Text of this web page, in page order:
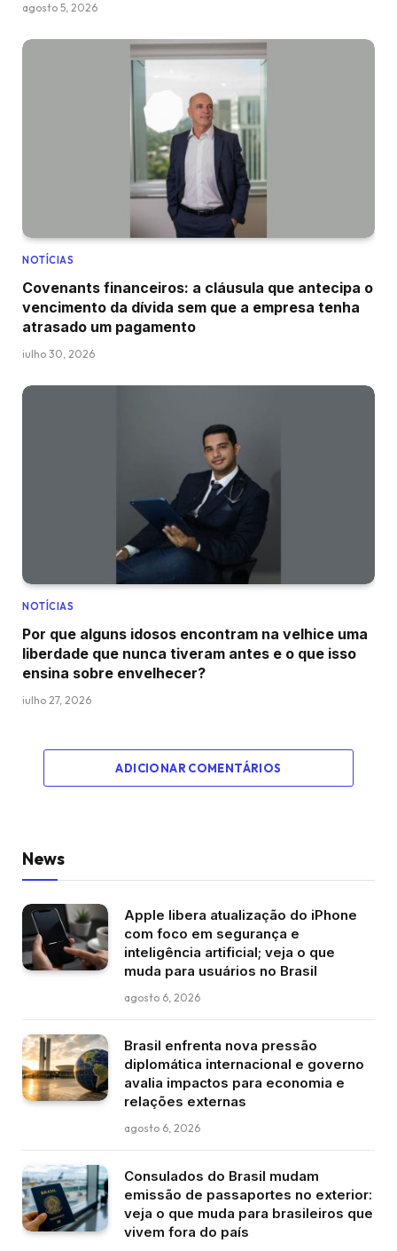
agosto 5, 2026
NOTÍCIAS
Covenants financeiros: a cláusula que antecipa o
vencimento da dívida sem que a empresa tenha
atrasado um pagamento
julho 30, 2026
NOTÍCIAS
Por que alguns idosos encontram na velhice uma
liberdade que nunca tiveram antes e o que isso
ensina sobre envelhecer?
julho 27, 2026
ADICIONAR COMENTÁRIOS
News
Apple libera atualização do iPhone
com foco em segurança e
inteligência artificial; veja o que
muda para usuários no Brasil
agosto 6, 2026
Brasil enfrenta nova pressão
diplomática internacional e governo
avalia impactos para economia e
relações externas
agosto 6, 2026
Consulados do Brasil mudam
emissão de passaportes no exterior:
veja o que muda para brasileiros que
vivem fora do país